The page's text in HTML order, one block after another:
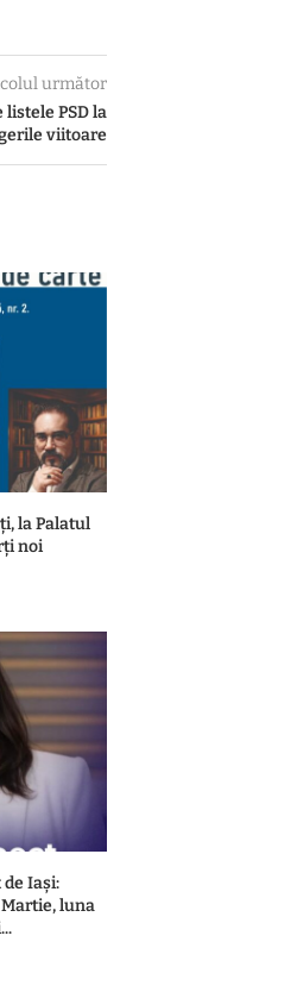
următor
listele PSD la
viitoare
la Palatul
noi
Iași:
luna